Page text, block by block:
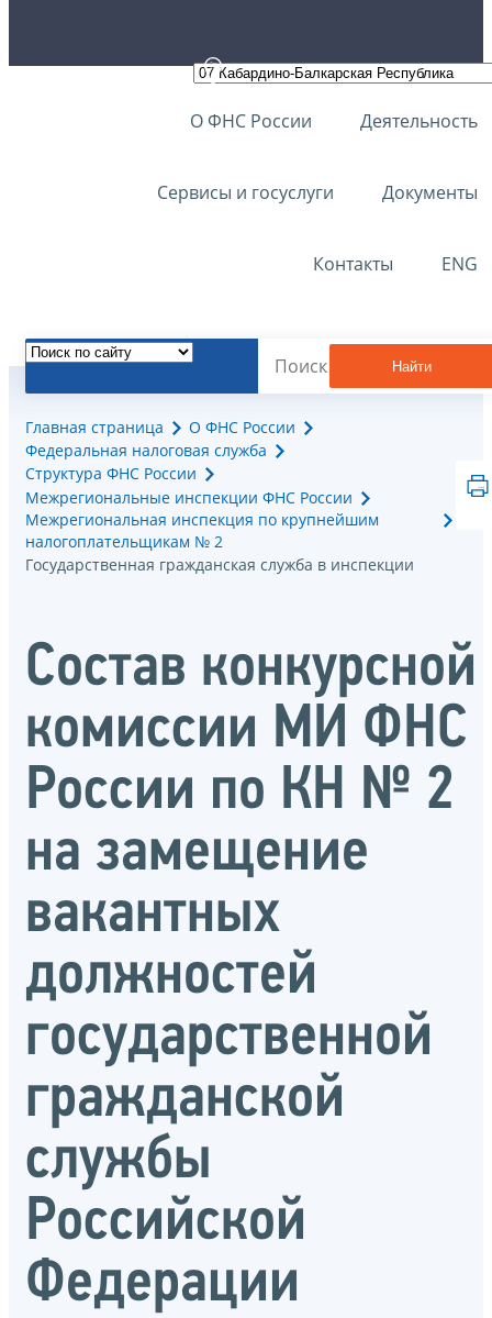
О ФНС России Деятельность
Сервисы и госуслуги Документы
Контакты ENG
Найти
Главная страница
О ФНС России
Федеральная налоговая служба
Структура ФНС России
Межрегиональные инспекции ФНС России
Межрегиональная инспекция по крупнейшим
налогоплательщикам № 2
Государственная гражданская служба в инспекции
Состав конкурсной
комиссии МИ ФНС
России по КН № 2
на замещение
вакантных
должностей
государственной
гражданской
службы
Российской
Федерации